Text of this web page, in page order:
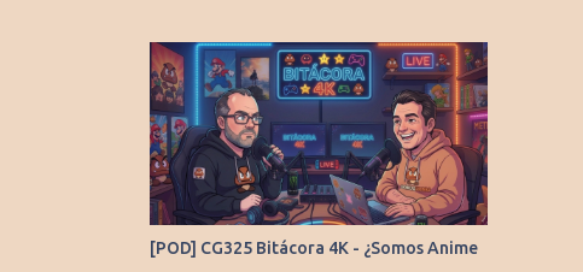
[POD] CG325 Bitácora 4K - ¿Somos Anime